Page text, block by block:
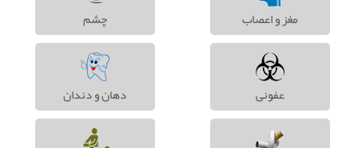
مغز و اعصاب چشم
عفونی دهان و دندان